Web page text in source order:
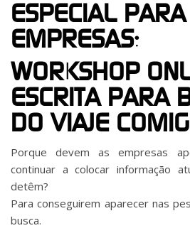
ESPECIAL PARA
EMPRESAS:
WORKSHOP
ESCRITA PARA
DO VIAJE
Porque devem as empresas
continuar a colocar informação
detêm?
Para conseguirem aparecer nas
busca.